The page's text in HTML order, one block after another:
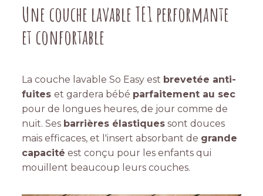
Une couche lavable TE1 performante
et confortable
La couche lavable So Easy est brevetée anti-
fuiteset gardera bébé parfaitement au sec
pour de longues heures, de jour comme de
nuit. Ses barrières élastiques sont douces
mais efficaces, et l'insert absorbant de grande
capacité est conçu pour les enfants qui
mouillent beaucoup leurs couches.